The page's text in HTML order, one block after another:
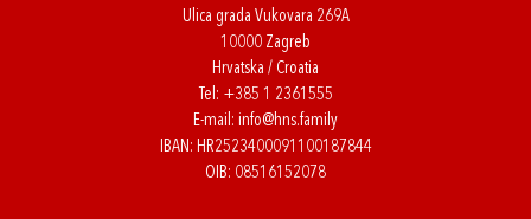
Ulica grada Vukovara 269A
10000 Zagreb
Hrvatska / Croatia
Tel: +385 1 2361555
E-mail: info@hns.family
IBAN: HR2523400091100187844
OIB: 08516152078